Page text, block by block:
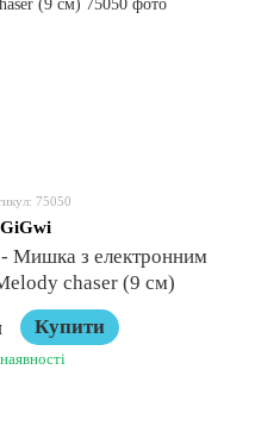
75050
GiGwi
- Мишка з електронним
chaser (9 см)
Купити